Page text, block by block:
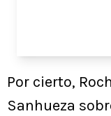
Por cierto,
Sanhueza